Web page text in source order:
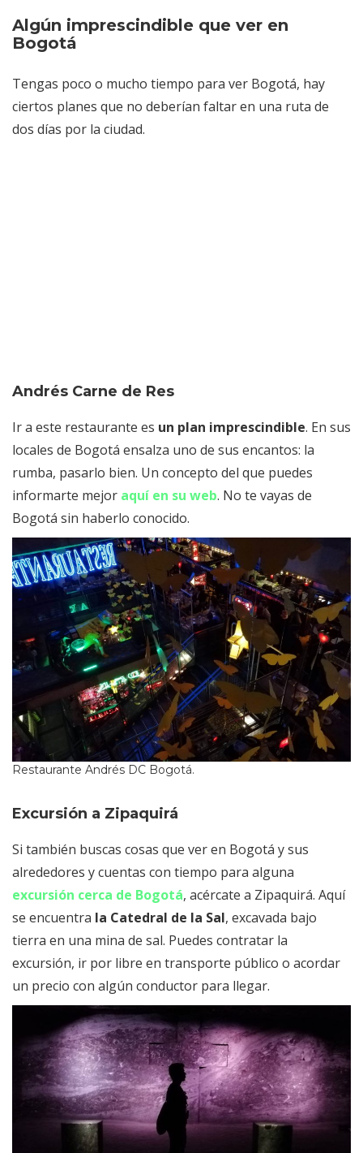
Algún imprescindible que ver en
Bogotá
Tengas poco o mucho tiempo para ver Bogotá, hay
ciertos planes que no deberían faltar en una ruta de
dos días por la ciudad.
Andrés Carne de Res
Ir a este restaurante es un plan imprescindible. En sus
locales de Bogotá ensalza uno de sus encantos: la
rumba, pasarlo bien. Un concepto del que puedes
informarte mejor aquí en su web. No te vayas de
Bogotá sin haberlo conocido.
Restaurante Andrés DC Bogotá.
Excursión a Zipaquirá
Si también buscas cosas que ver en Bogotá y sus
alrededores y cuentas con tiempo para alguna
excursión cerca de Bogotá, acércate a Zipaquirá. Aquí
se encuentra la Catedral de la Sal, excavada bajo
tierra en una mina de sal. Puedes contratar la
excursión, ir por libre en transporte público o acordar
un precio con algún conductor para llegar.